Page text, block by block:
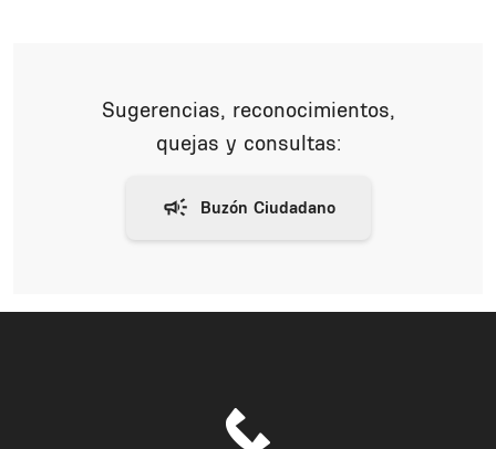
Sugerencias, reconocimientos,
quejas y consultas: